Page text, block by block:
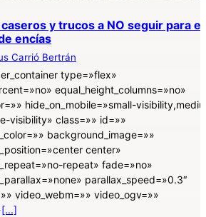
y trucos a NO seguir para el
encías
Carrió Bertrán
type=»flex»
equal_height_columns=»no»
hide_on_mobile=»small-
visibility» class=»» id=»»
background_image=»»
center»
repeat» fade=»no»
parallax_speed=»0.3″
video_webm=»» video_ogv=»»
[...]